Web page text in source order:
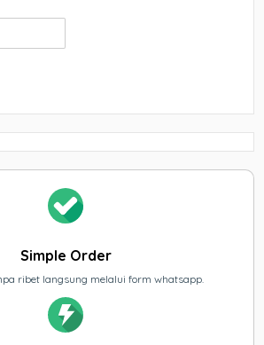
Simple Order
ribet langsung melalui form whatsapp.